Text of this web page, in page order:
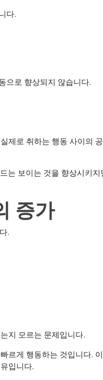
다.
으로 향상되지 않습니다.
제로 취하는 행동 사이의
는 보이는 것을 향상시키지
증가
.
지 모르는 문제입니다.
르게 행동하는 것입니다. 이
입니다.